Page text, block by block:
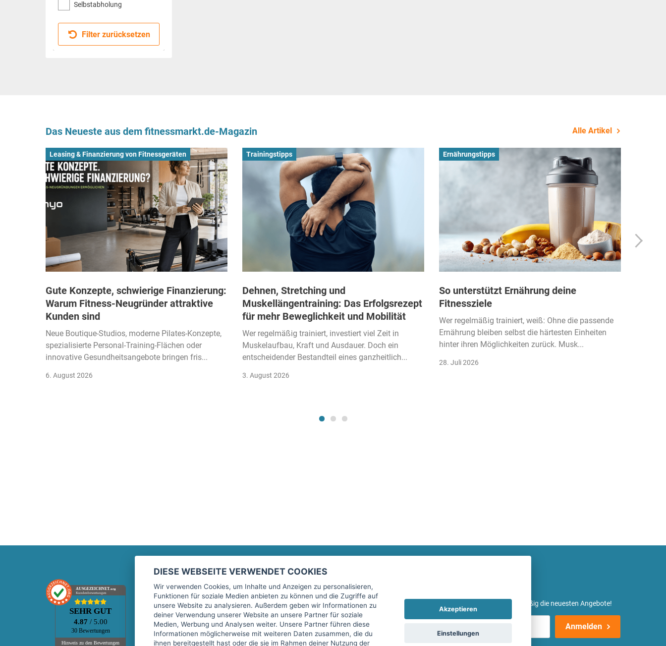
Selbstabholung
Filter zurücksetzen
Das Neueste aus dem fitnessmarkt.de-Magazin Alle Artikel
Leasing & Finanzierung von Fitnessgeräten
Gute Konzepte, schwierige Finanzierung:
Warum Fitness-Neugründer attraktive
Kunden sind
Neue Boutique-Studios, moderne Pilates-Konzepte,
spezialisierte Personal-Training-Flächen oder
innovative Gesundheitsangebote bringen fris...
6. August 2026
Trainingstipps
Dehnen, Stretching und
Muskellängentraining: Das Erfolgsrezept
für mehr Beweglichkeit und Mobilität
Wer regelmäßig trainiert, investiert viel Zeit in
Muskelaufbau, Kraft und Ausdauer. Doch ein
entscheidender Bestandteil eines ganzheitlich...
3. August 2026
Ernährungstipps
So unterstützt Ernährung deine
Fitnessziele
Wer regelmäßig trainiert, weiß: Ohne die passende
Ernährung bleiben selbst die härtesten Einheiten
hinter ihren Möglichkeiten zurück. Musk...
28. Juli 2026
AUSGEZEICHNET.org
Kundenbewertungen
SEHR GUT
4.87 / 5.00
30 Bewertungen
Hinweis zu den Bewertungen
Marktplatz
Kontakt
Preise Marktplatz
FAQ Marktplatz
Über uns
Rechtliches
Impressum
AGB
Datenschutz
Sicherheit
fitnessmarkt.de Newsletter
Trage dich hier für unseren Newsletter ein und erhalte regelmäßig die neuesten Angebote!
Anmelden
DIESE WEBSEITE VERWENDET COOKIES
Wir verwenden Cookies, um Inhalte und Anzeigen zu personalisieren,
Funktionen für soziale Medien anbieten zu können und die Zugriffe auf
unsere Website zu analysieren. Außerdem geben wir Informationen zu
deiner Verwendung unserer Website an unsere Partner für soziale
Medien, Werbung und Analysen weiter. Unsere Partner führen diese
Informationen möglicherweise mit weiteren Daten zusammen, die du
ihnen bereitgestellt hast oder die sie im Rahmen deiner Nutzung der
Akzeptieren
Einstellungen